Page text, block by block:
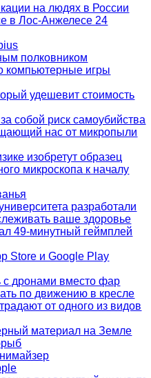
на людях в России
в Лос-Анжелесе 24
полковником
компьютерные игры
удешевит стоимость
собой риск самоубийства
нас от микропыли
изобретут образец
микроскопа к началу
разработали
ваше здоровье
49-минутный геймплей
Store и Google Play
с дронами вместо фар
по движению в кресле
от одного из видов
материал на Земле